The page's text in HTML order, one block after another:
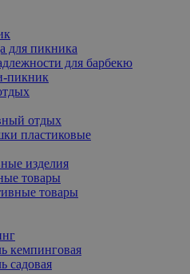
для пикника
для барбекю
пикник
отдых
пластиковые
изделия
товары
товары
кемпинговая
садовая